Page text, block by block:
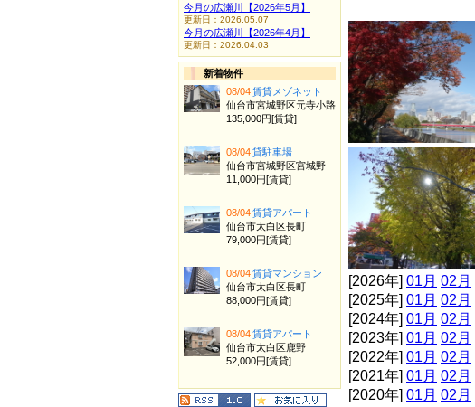
[2026年] 01月 02月
[2025年] 01月 02月
[2024年] 01月 02月
[2023年] 01月 02月
[2022年] 01月 02月
[2021年] 01月 02月
[2020年] 01月 02月
今月の広瀬川【2026年5月】
更新日：2026.05.07
今月の広瀬川【2026年4月】
更新日：2026.04.03
新着物件
08/04賃貸メゾネット
仙台市宮城野区元寺小路
135,000円[賃貸]
08/04貸駐車場
仙台市宮城野区宮城野
11,000円[賃貸]
08/04賃貸アパート
仙台市太白区長町
79,000円[賃貸]
08/04賃貸マンション
仙台市太白区長町
88,000円[賃貸]
08/04賃貸アパート
仙台市太白区鹿野
52,000円[賃貸]